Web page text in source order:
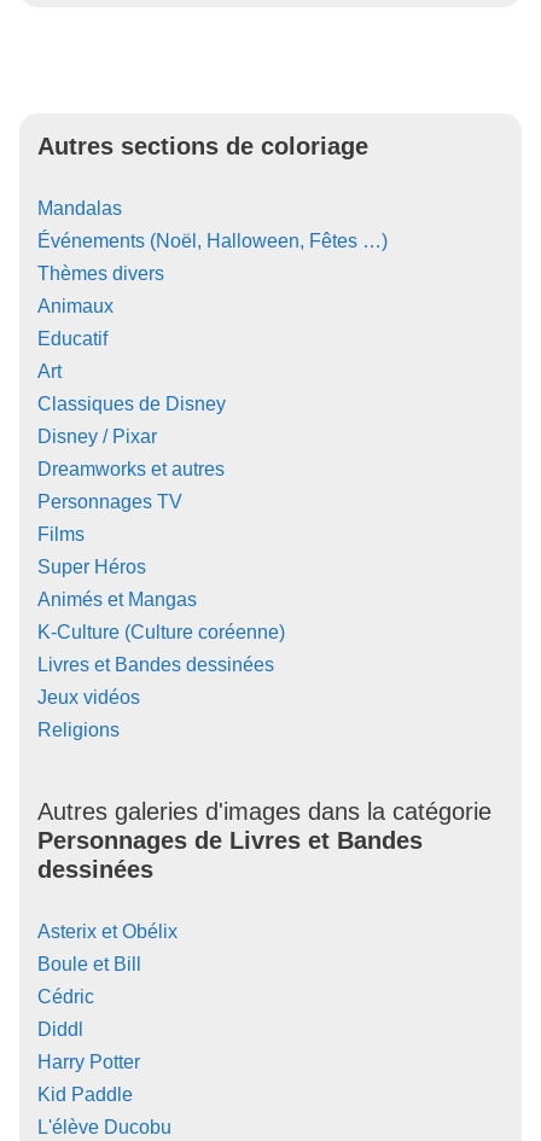
Autres sections de coloriage
Mandalas
Événements (Noël, Halloween, Fêtes …)
Thèmes divers
Animaux
Educatif
Art
Classiques de Disney
Disney / Pixar
Dreamworks et autres
Personnages TV
Films
Super Héros
Animés et Mangas
K-Culture (Culture coréenne)
Livres et Bandes dessinées
Jeux vidéos
Religions
Autres galeries d'images dans la catégorie
Personnages de Livres et Bandes
dessinées
Asterix et Obélix
Boule et Bill
Cédric
Diddl
Harry Potter
Kid Paddle
L'élève Ducobu